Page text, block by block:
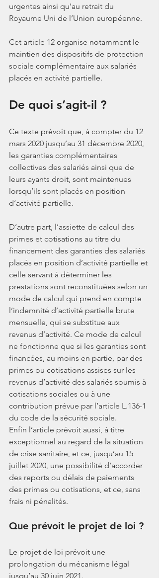
urgentes ainsi qu’au retrait du
Royaume Uni de l’Union européenne.
Cet article 12 organise notamment le
maintien des dispositifs de protection
sociale complémentaire aux salariés
placés en activité partielle.
De quoi s’agit-il ?
Ce texte prévoit que, à compter du 12
mars 2020 jusqu’au 31 décembre 2020,
les garanties complémentaires
collectives des salariés ainsi que de
leurs ayants droit, sont maintenues
lorsqu’ils sont placés en position
d’activité partielle.
D’autre part, l’assiette de calcul des
primes et cotisations au titre du
financement des garanties des salariés
placés en position d’activité partielle et
celle servant à déterminer les
prestations sont reconstituées selon un
mode de calcul qui prend en compte
l’indemnité d’activité partielle brute
mensuelle, qui se substitue aux
revenus d’activité. Ce mode de calcul
ne fonctionne que si les garanties sont
financées, au moins en partie, par des
primes ou cotisations assises sur les
revenus d’activité des salariés soumis à
cotisations sociales ou à une
contribution prévue par l’article L.136-1
du code de la sécurité sociale.
Enfin l’article prévoit aussi, à titre
exceptionnel au regard de la situation
de crise sanitaire, et ce, jusqu’au 15
juillet 2020, une possibilité d’accorder
des reports ou délais de paiements
des primes ou cotisations, et ce, sans
frais ni pénalités.
Que prévoit le projet de loi ?
Le projet de loi prévoit une
prolongation du mécanisme légal
jusqu’au 30 juin 2021.